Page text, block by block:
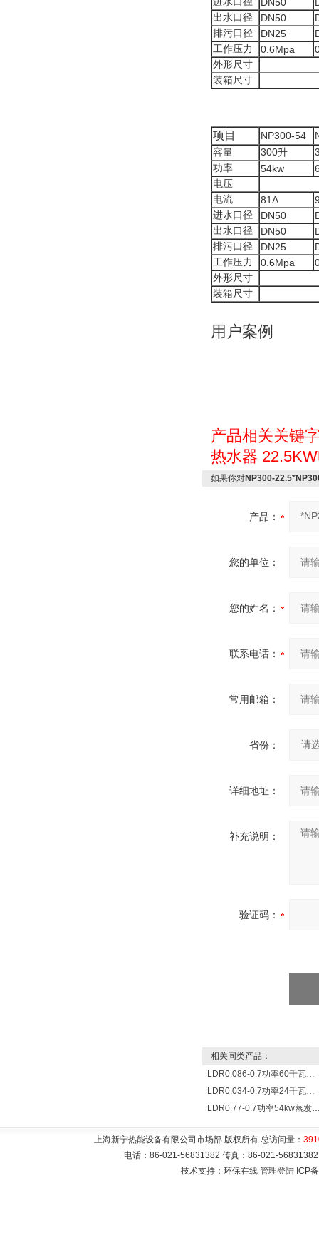
出水口径
DN50
排污口径
DN25
工作压力
0.6Mpa
外形尺寸
装箱尺寸
项目 NP300-54
容量
300升
功率
54kw
电压
电流
81A
进水口径
DN50
出水口径
DN50
排污口径
DN25
工作压力
0.6Mpa
外形尺寸
装箱尺寸
用户案例
产品相关关键
热水器
如果你对NP300-
产品：
您的单位：
您的姓名：
联系电话：
常用邮箱：
省份：
详细地址：
补充说明：
验证码：
相关同类产品：
LDR0.086-0.7功率60千瓦蒸发量86公斤/小时电锅炉
LDR0.034-0.7功率24千瓦蒸发量34公斤/小时电蒸汽锅炉
LDR0.77-0.7功率54kw蒸发量
上海新宁热能设备有限公司市场部 版权所有 总访问量：
电话：86-021-56831382 传真：86-021-
技术支持：环保在线 管理登陆 ICP